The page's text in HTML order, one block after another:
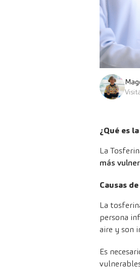
¿Qué es
La
más
Causas
La
persona
aire y son
Es